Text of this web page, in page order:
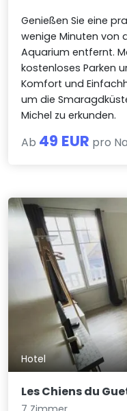
Genießen Sie eine
wenige Minuten von
Aquarium entfernt.
kostenloses Parken
Komfort und
um die
Michel zu erkunden.
Ab 49 EUR pro
Hotel
Les Chiens du